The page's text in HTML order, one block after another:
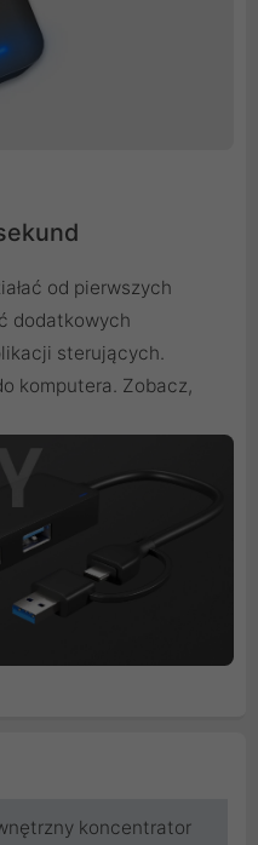
od pierwszych
dodatkowych
sterujących.
komputera. Zobacz,
koncentrator